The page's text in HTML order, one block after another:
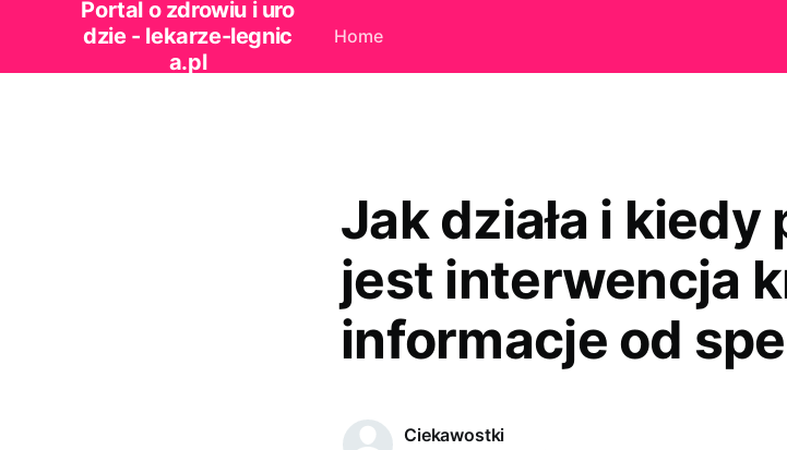
Portal o zdrowiu i uro
dzie - lekarze-legnic
a.pl
Home
Jak działa i
jest interwencja
informacje od
Ciekawostki